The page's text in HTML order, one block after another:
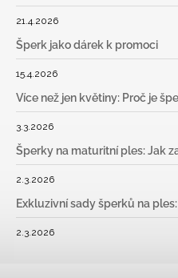
21.4.2026
Šperk jako dárek k promoci
15.4.2026
Více než jen květiny: Proč je
3.3.2026
Šperky na maturitní ples: Jak
2.3.2026
Exkluzivní sady šperků na
2.3.2026